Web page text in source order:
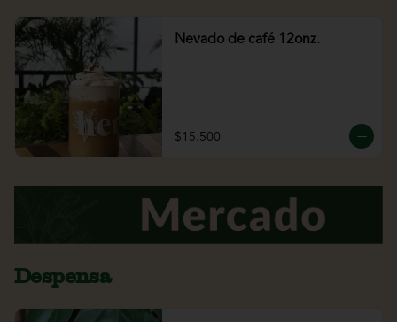
Nevado de café 12onz.
$15.500
Despensa